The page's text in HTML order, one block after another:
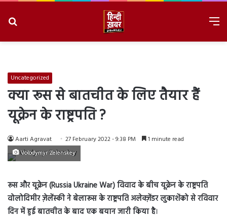
Uncategorized
क्या रूस से बातचीत के लिए तैयार हैं
यूक्रेन के राष्ट्रपति ?
Aarti Agravat 27 February 2022 - 9:38 PM 1 minute read
Volodymyr Zelenskey
रूस और यूक्रेन (Russia Ukraine War) विवाद के बीचयूक्रेन के राष्ट्रपति
वोलोदिमीर ज़ेलेंस्की ने बेलारूस के राष्ट्रपति अलेक्ज़ेंडर लुकाशेंको से रविवार
दिन में हुई बातचीत के बाद एक बयान जारी किया है।